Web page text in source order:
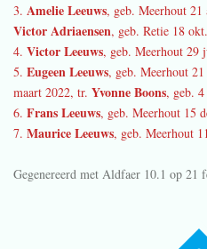
3. Amelie Leeuws, geb. Meerhout
Victor Adriaensen, geb. Retie 18
4. Victor Leeuws, geb. Meerhout 29
5. Eugeen Leeuws, geb. Meerhout
maart 2022, tr. Yvonne Boons, geb.
6. Frans Leeuws, geb. Meerhout 15
7. Maurice Leeuws, geb. Meerhout
Gegenereerd met Aldfaer 10.1 op 21